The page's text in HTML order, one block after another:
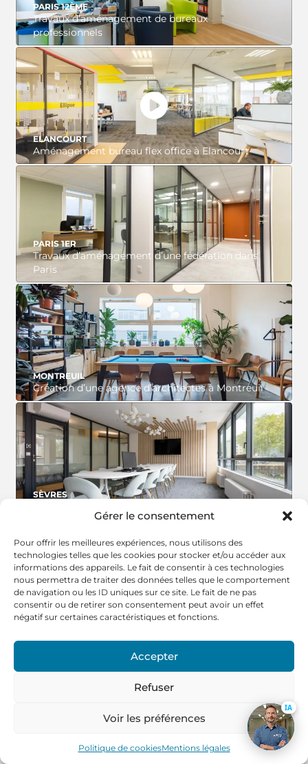
Gérer le consentement
Pour offrir les meilleures expériences, nous utilisons des
technologies telles que les cookies pour stocker et/ou accéder aux
informations des appareils. Le fait de consentir à ces technologies
nous permettra de traiter des données telles que le comportement
de navigation ou les ID uniques sur ce site. Le fait de ne pas
consentir ou de retirer son consentement peut avoir un effet
négatif sur certaines caractéristiques et fonctions.
Accepter
Refuser
Voir les préférences
Politique de cookiesMentions légales
PARIS 12ÈME
Travaux d’aménagement de bureaux
professionnels
VOIR LE PROJET
ELANCOURT
Aménagement bureau flex office à Elancourt
VOIR LE PROJET
PARIS 1ER
Travaux d’aménagement d’une fédération dans
Paris
VOIR LE PROJET
MONTREUIL
Création d’une agence d’architectes à Montreuil
VOIR LE PROJET
SÈVRES
VOIR LE PROJET
MONTREUIL
Aménagement cabinet d’architectes à Montreuil
VOIR LE PROJET
Aménagement d’un plateau de bureaux à Paris
IA